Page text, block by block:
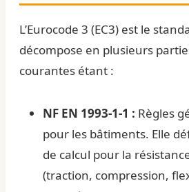
L’Eurocode 3 (EC3) est le
décompose en plusieurs
courantes étant :
NF EN 1993-1-1 : Règles
pour les bâtiments. Elle
de calcul pour la
(traction, compression,